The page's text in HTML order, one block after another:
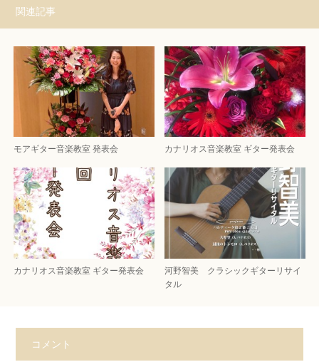
関連記事
モアギター音楽教室 発表会 カナリオス音楽教室 ギター発表会
カナリオス音楽教室 ギター発表会
河野智美 クラシックギターリサイ
タル
コメント